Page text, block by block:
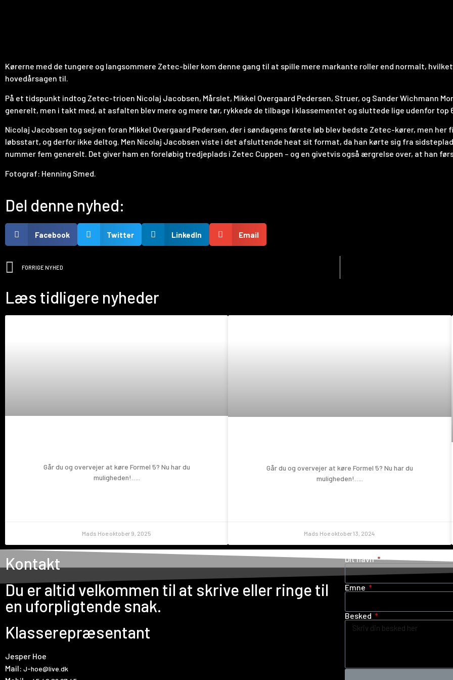
Kørerne med de tungere og langsommere Zetec-biler kom denne gang til at spille mere markante roller end normalt,
hovedårsagen til.
På et tidspunkt indtog Zetec-trioen Nicolaj Jacobsen, Mårslet, Mikkel Overgaard Pedersen, Struer, og Sander Wichmann
generelt, men i takt med, at asfalten blev mere og mere tør, rykkede de tilbage i klassementet og sluttede lige udenfor top
Nicolaj Jacobsen tog sejren foran Mikkel Overgaard Pedersen, der i søndagens første løb blev bedste Zetec-kører, men
løbsstart, og derfor ikke deltog. Men Nicolaj Jacobsen viste i det afsluttende heat sit format, da han kørte sig fra
nummer fem generelt. Det giver ham en foreløbig tredjeplads i Zetec Cuppen – og en givetvis også ærgrelse over, at han
Fotograf: Henning Smed.
Del denne nyhed:
Facebook Twitter LinkedIn Email
FORRIGE NYHED
Læs tidligere nyheder
Går du og overvejer at køre Formel 5? Nu har du
muligheden!…..
Mads Hoe oktober 9, 2025
Går du og overvejer at køre Formel 5? Nu har du
muligheden!…..
Mads Hoe oktober 13, 2024
Kontakt
Du er altid velkommen til at skrive eller ringe til
en uforpligtende snak.
Klasserepræsentant
Jesper Hoe
Mail: J-hoe@live.dk
Dit navn
Emne
Besked